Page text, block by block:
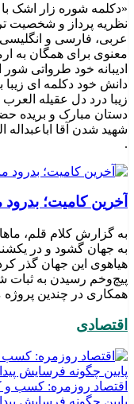
«دکلمه شوره زار اشک
عربی، فارسی و
معنوی برای همگان به
ادیبانه خود طرواتی شور
دانش خود دکلمه ای زیبا
زیبا درد دل عقیله
دستان مبارک و بریده
شهید شدن آقا
.
​آخرین کامیت؛ بدرود
هیاهوی این جهان گذر
پیچ‌وخم رسیدن به ثبات
همکاری در چندین
اقتصادی
اقتصاد روزمره: کسب‌ و